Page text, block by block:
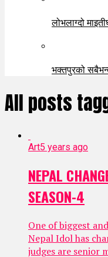
लोभलाग्दो
भक्तपुरको
All posts
Art5 years ago
NEPAL
SEASON-4
One of biggest
Nepal Idol has
judges are senior